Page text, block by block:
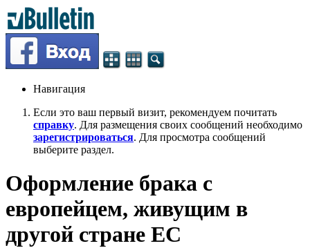
Навигация
Если это ваш первый визит, рекомендуем почитать
справку. Для размещения своих сообщений необходимо
зарегистрироваться. Для просмотра сообщений
выберите раздел.
Оформление брака с
европейцем, живущим в
другой стране ЕС